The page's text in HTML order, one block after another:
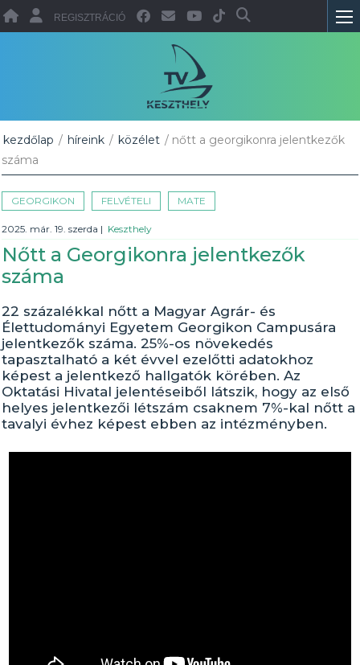
REGISZTRÁCIÓ
kezdőlap / híreink / közélet / nőtt a georgikonra jelentkezők
száma
GEORGIKON FELVÉTELI MATE
2025. már. 19. szerda | Keszthely
Nőtt a Georgikonra jelentkezők
száma
22 százalékkal nőtt a Magyar Agrár- és
Élettudományi Egyetem Georgikon Campusára
jelentkezők száma. 25%-os növekedés
tapasztalható a két évvel ezelőtti adatokhoz
képest a jelentkező hallgatók körében. Az
Oktatási Hivatal jelentéseiből látszik, hogy az első
helyes jelentkezői létszám csaknem 7%-kal nőtt a
tavalyi évhez képest ebben az intézményben.